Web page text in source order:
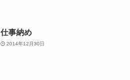
仕事納め
2014年12月30日